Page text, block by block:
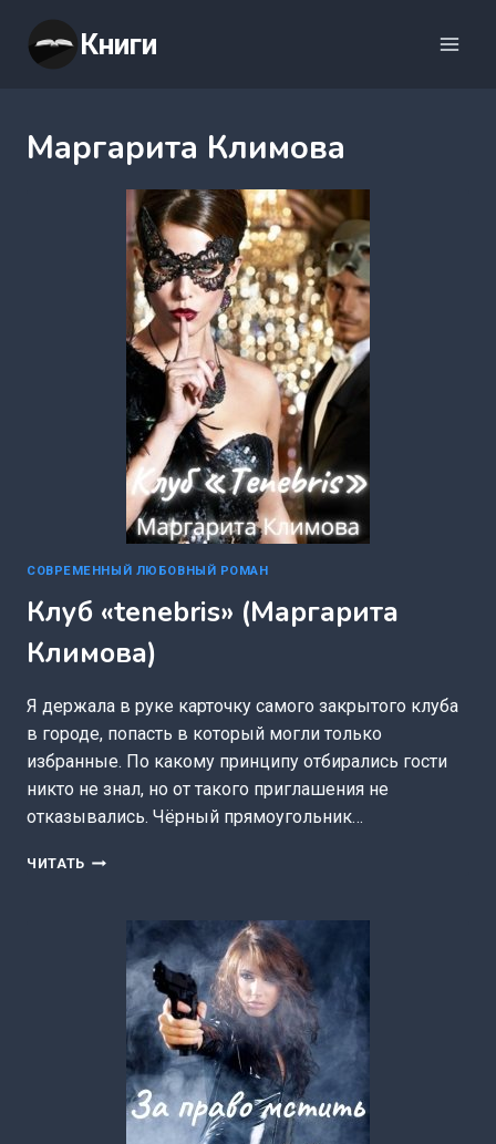
содержимому
Книги
Маргарита Климова
СОВРЕМЕННЫЙ ЛЮБОВНЫЙ РОМАН
Клуб «tenebris» (Маргарита
Климова)
Я держала в руке карточку самого закрытого клуба
в городе, попасть в который могли только
избранные. По какому принципу отбирались гости
никто не знал, но от такого приглашения не
отказывались. Чёрный прямоугольник…
ЧИТАТЬ КЛУБ
КЛИМОВА)